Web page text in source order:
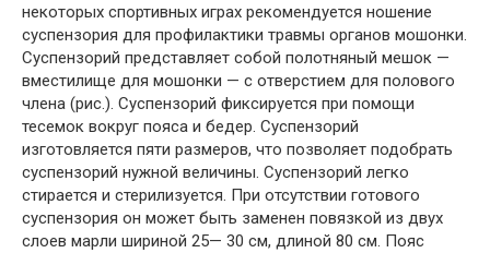
некоторых спортивных играх рекомендуется ношение
суспензория для профилактики травмы органов мошонки.
Суспензорий представляет собой полотняный мешок —
вместилище для мошонки — с отверстием для полового
члена (рис.). Суспензорий фиксируется при помощи
тесемок вокруг пояса и бедер. Суспензорий
изготовляется пяти размеров, что позволяет подобрать
суспензорий нужной величины. Суспензорий легко
стирается и стерилизуется. При отсутствии готового
суспензория он может быть заменен повязкой из двух
слоев марли шириной 25— 30 см, длиной 80 см. Пояс